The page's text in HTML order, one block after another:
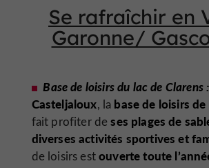
Se rafraîchir en
Garonne/
Base de loisirs du lac de Clarens :
Casteljaloux, la base de loisirs de
fait profiter deses plages de
diverses activités sportives et
de loisirs estouverte toute